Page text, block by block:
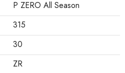
P ZERO All Season
315
30
ZR